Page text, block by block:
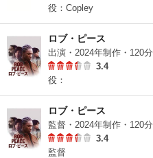
役：Copley
ロブ・ピース
出演・2024年制作・120分
3.4
役：
ロブ・ピース
監督・2024年制作・120分
3.4
監督